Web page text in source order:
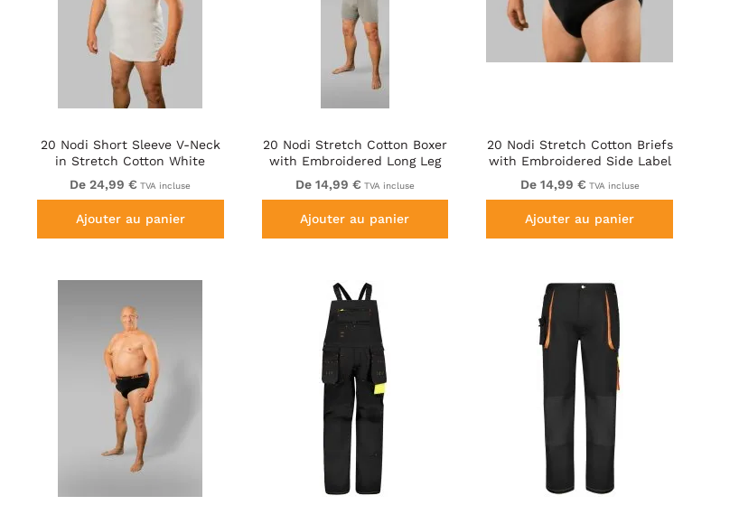
20 Nodi Short Sleeve V-Neck
in Stretch Cotton White
De 24,99 € TVA incluse
Ajouter au panier
20 Nodi Stretch Cotton Boxer
with Embroidered Long Leg
Grey
De 14,99 € TVA incluse
Ajouter au panier
20 Nodi Stretch Cotton Briefs
with Embroidered Side Label
Black
De 14,99 € TVA incluse
Ajouter au panier